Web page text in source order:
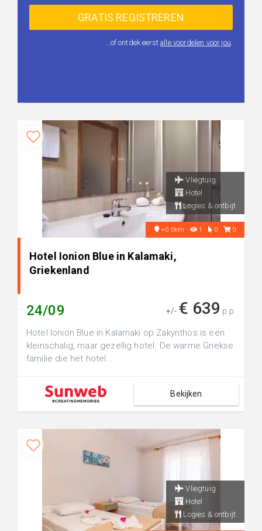
...of ontdek eerstalle voordelen voor jou.
Vliegtuig
Hotel
Logies & ontbijt
+0.0km 1 0 0
Hotel Ionion Blue in Kalamaki,
Griekenland
24/09 +/- € 639 p.p.
Hotel Ionion Blue in Kalamaki op Zakynthos is een
kleinschalig, maar gezellig hotel. De warme Griekse
familie die het hotel...
Bekijken
Vliegtuig
Hotel
Logies & ontbijt